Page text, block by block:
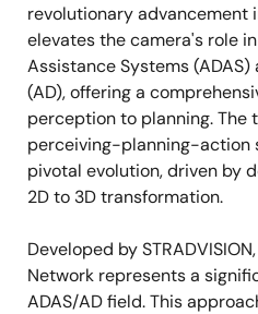
revolutionary advancement
elevates the camera's role
Assistance Systems
(AD), offering a
perception to planning. The
perceiving-planning-action
pivotal evolution, driven by
2D to 3D transformation.
Developed by
Network represents a
ADAS/AD field. This